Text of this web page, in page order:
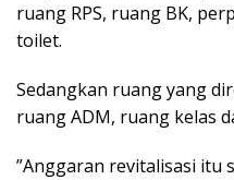
ruang RPS, ruang BK,
toilet.
Sedangkan ruang yang
ruang ADM, ruang kelas
”Anggaran revitalisasi itu